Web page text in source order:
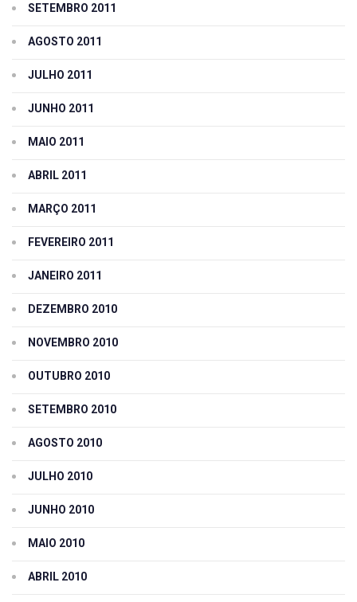
SETEMBRO 2011
AGOSTO 2011
JULHO 2011
JUNHO 2011
MAIO 2011
ABRIL 2011
MARÇO 2011
FEVEREIRO 2011
JANEIRO 2011
DEZEMBRO 2010
NOVEMBRO 2010
OUTUBRO 2010
SETEMBRO 2010
AGOSTO 2010
JULHO 2010
JUNHO 2010
MAIO 2010
ABRIL 2010